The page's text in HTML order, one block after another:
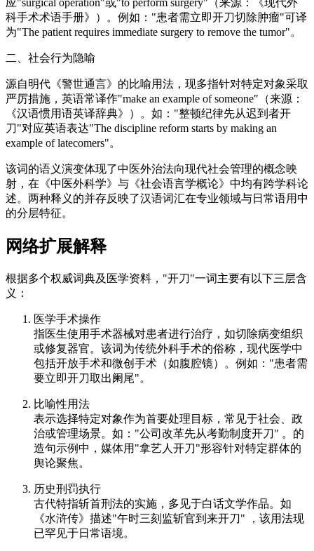
应"surgical operation"或"to perform surgery"（来源：《现代外
科手术术语手册》）。例如："患者需立即开刀切除肿瘤"可译
为"The patient requires immediate surgery to remove the tumor"。
二、社会行为隐喻
源自明代《警世通言》的比喻用法，现多指针对特定对象采取
严厉措施，英语常译作"make an example of someone"（来源：
《汉语惯用语英译辞典》）。如："整顿纪律先从迟到者开
刀"对应英语表达"The discipline reform starts by making an
example of latecomers"。
该词的语义演变体现了中医外治法向现代社会管理的概念映
射，在《中医外科学》与《社会语言学概论》中均有跨学科论
述。两种释义的并存反映了汉语词汇在专业领域与日常语用中
的分层特征。
网络扩展解释
根据多个权威词典及医学资料，"开刀"一词主要有以下三层含
义：
医学手术操作
指医生使用手术器械对患者进行治疗，如切除病变组织
或修复器官。该词为传统外科手术的俗称，现代医学中
包括开放手术和微创手术（如腹腔镜）。例如："患者需
要立即开刀取出阑尾"。
比喻性用法
表示选择特定对象作为首要处理目标，常见于社会、政
治或管理场景。如："公司改革先从考勤制度开刀" 。的
造句示例中，媒体用"拿艺人开刀"形容针对特定群体的
舆论聚焦。
历史刑罚执行
古代特指斩首刑法的实施，多见于白话文学作品。如
《水浒传》描述"午时三刻监斩官到来开刀" ，该用法现
已罕见于日常语境。